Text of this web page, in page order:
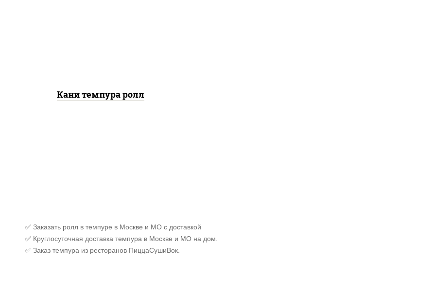
Кани темпура ролл
✅ Заказать ролл в темпуре в Москве и МО с доставкой
✅ Круглосуточная доставка темпура в Москве и МО на дом.
✅ Заказ темпура из ресторанов ПиццаСушиВок.